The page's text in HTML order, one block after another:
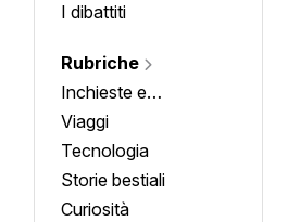
I dibattiti
Rubriche
Inchieste e
approfondimenti
Viaggi
Tecnologia
Storie bestiali
Curiosità